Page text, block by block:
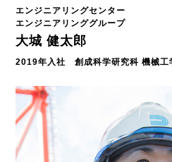
エンジニアリングセンター
エンジニアリンググループ
大城 健太郎
2019年入社 創成科学研究科 機械工